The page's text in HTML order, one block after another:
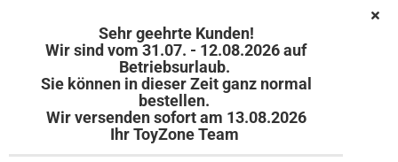
Sehr geehrte Kunden!
Wir sind vom 31.07. - 12.08.2026 auf
Betriebsurlaub.
Sie können in dieser Zeit ganz normal
bestellen.
Wir versenden sofort am 13.08.2026
Ihr ToyZone Team